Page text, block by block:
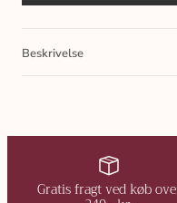
Beskrivelse
Gratis fragt ved køb